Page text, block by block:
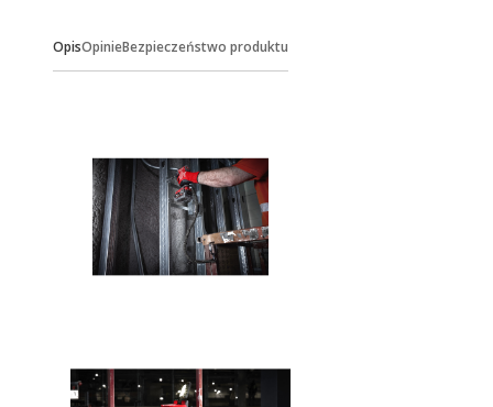
OpisOpinieBezpieczeństwo produktu